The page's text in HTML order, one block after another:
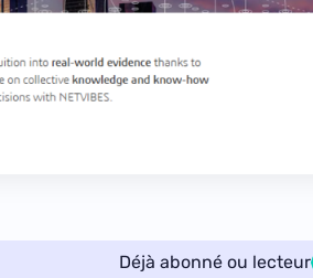
Déjà abonné ou lecteur